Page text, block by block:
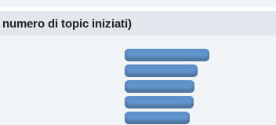
di topic iniziati)